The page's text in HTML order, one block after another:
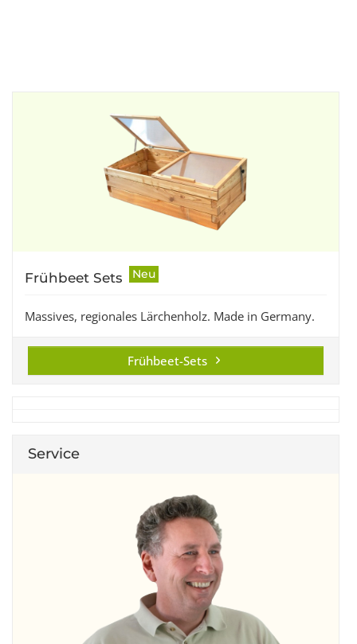
Frühbeet Sets Neu
Massives, regionales Lärchenholz. Made in Germany.
Frühbeet-Sets
Service